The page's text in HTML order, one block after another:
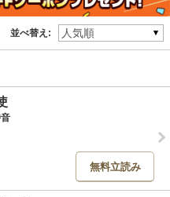
並べ替え:
無料立読み